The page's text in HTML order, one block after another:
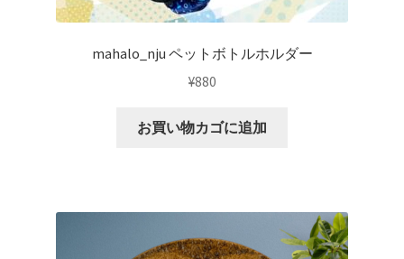
mahalo_nju ペットボトルホルダー
¥880
お買い物カゴに追加